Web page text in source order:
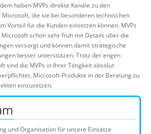
haben MVPs direkte Kanäle zu den
die sie bei besonderen technischen
Vorteil für die Kunden einsetzen können. MVPs
schon sehr früh mit Details über die
versorgt und können damit strategische
besser unterstützen. Trotz der engen
sind die MVPs in Ihrer Tätigkeit absolut
Microsoft-Produkte in der Beratung zu
einzusetzen.
und Organisation für unsere Einsätze